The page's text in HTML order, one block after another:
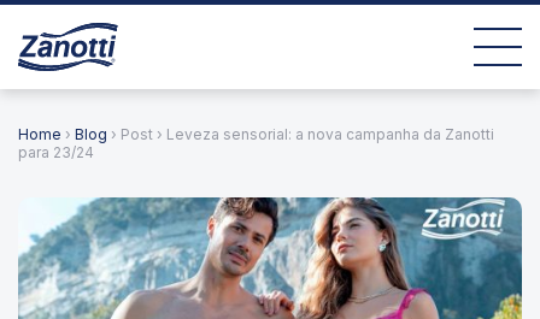
Home › Blog › Post › Leveza sensorial: a nova campanha da Zanotti
para 23/24